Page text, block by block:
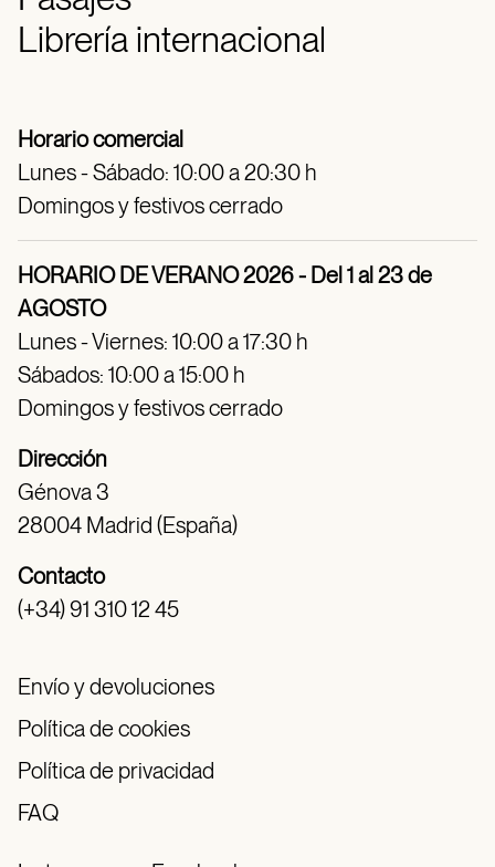
Librería internacional
Horario comercial
Lunes - Sábado: 10:00 a 20:30 h
Domingos y festivos cerrado
HORARIO DE VERANO 2026 - Del 1 al 23 de
AGOSTO
Lunes - Viernes: 10:00 a 17:30 h
Sábados: 10:00 a 15:00 h
Domingos y festivos cerrado
Dirección
Génova 3
28004 Madrid (España)
Contacto
(+34) 91 310 12 45
Envío y devoluciones
Política de cookies
Política de privacidad
FAQ